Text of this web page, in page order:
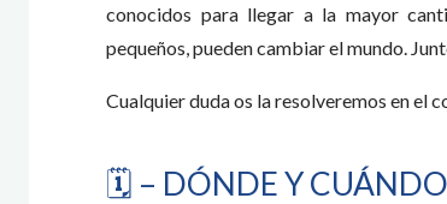
conocidos para llegar a la mayor
pequeños, pueden cambiar el mundo.
Cualquier duda os la resolveremos en el
🗓 – DÓNDE Y